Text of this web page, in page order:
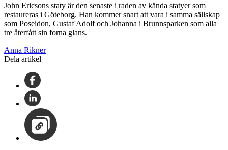
John Ericsons staty är den senaste i raden av kända statyer som
restaureras i Göteborg. Han kommer snart att vara i samma sällskap
som Poseidon, Gustaf Adolf och Johanna i Brunnsparken som alla
tre återfått sin forna glans.
Anna Rikner
Dela artikel